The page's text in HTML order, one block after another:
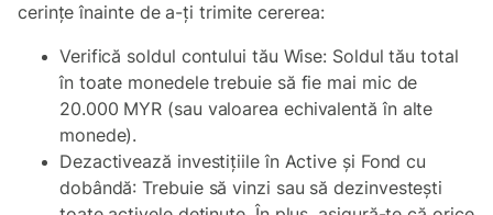
cerințe înainte de a-ți trimite cererea:
Verifică soldul contului tău Wise: Soldul tău total
în toate monedele trebuie să fie mai mic de
20.000 MYR (sau valoarea echivalentă în alte
monede).
Dezactivează investițiile în Active și Fond cu
dobândă: Trebuie să vinzi sau să dezinvestești